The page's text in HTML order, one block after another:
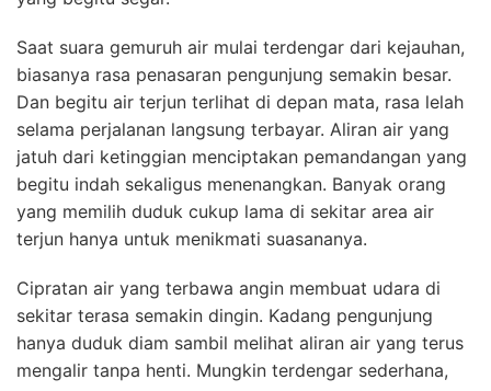
Saat suara gemuruh air mulai terdengar dari kejauhan,
biasanya rasa penasaran pengunjung semakin besar.
Dan begitu air terjun terlihat di depan mata, rasa lelah
selama perjalanan langsung terbayar. Aliran air yang
jatuh dari ketinggian menciptakan pemandangan yang
begitu indah sekaligus menenangkan. Banyak orang
yang memilih duduk cukup lama di sekitar area air
terjun hanya untuk menikmati suasananya.
Cipratan air yang terbawa angin membuat udara di
sekitar terasa semakin dingin. Kadang pengunjung
hanya duduk diam sambil melihat aliran air yang terus
mengalir tanpa henti. Mungkin terdengar sederhana,